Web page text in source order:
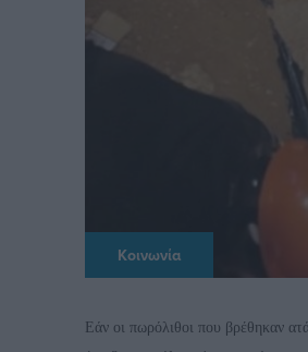
Κοινωνία
Εάν οι πωρόλιθοι που βρέθηκαν